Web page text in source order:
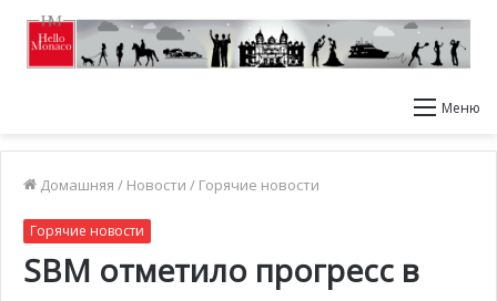
Меню
Домашняя / Новости / Горячие новости
Горячие новости
SBM отметило прогресс в